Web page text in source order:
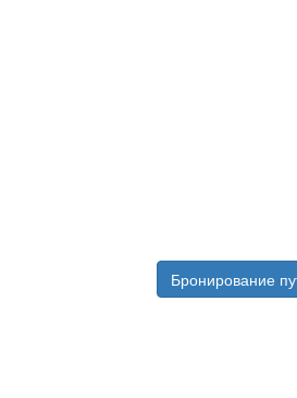
Бронирование